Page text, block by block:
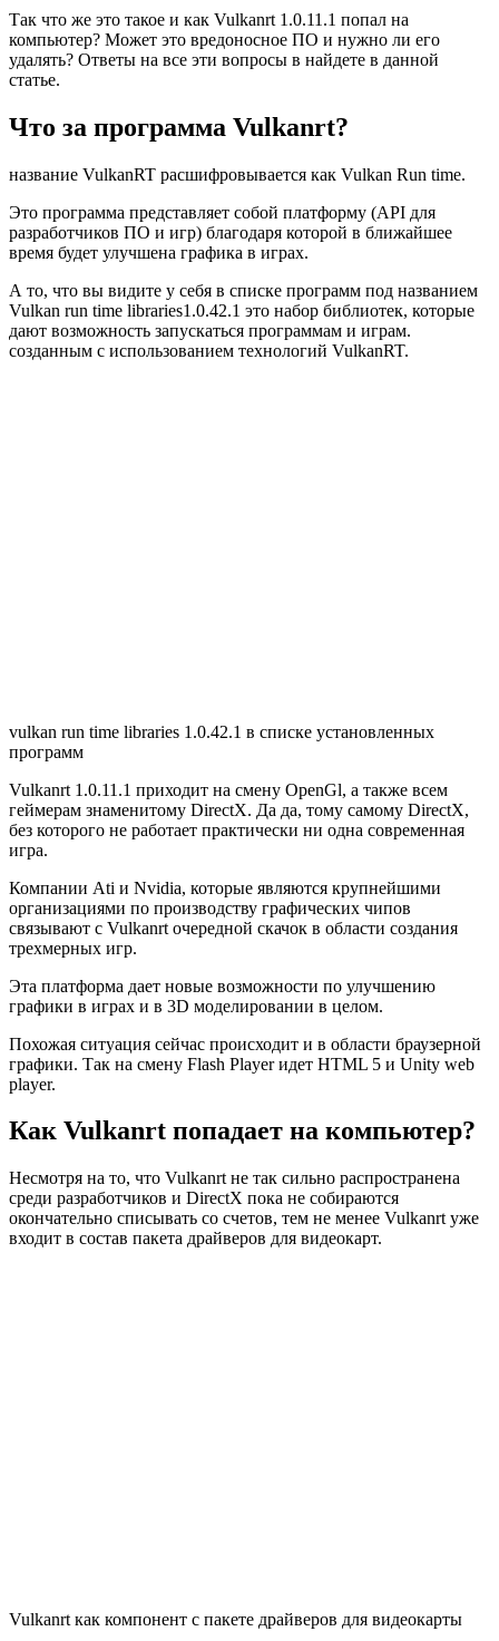
Так что же это такое и как Vulkanrt 1.0.11.1 попал на
компьютер? Может это вредоносное ПО и нужно ли его
удалять? Ответы на все эти вопросы в найдете в данной
статье.
Что за программа Vulkanrt?
название VulkanRT расшифровывается как Vulkan Run time.
Это программа представляет собой платформу (API для
разработчиков ПО и игр) благодаря которой в ближайшее
время будет улучшена графика в играх.
А то, что вы видите у себя в списке программ под названием
Vulkan run time libraries1.0.42.1 это набор библиотек, которые
дают возможность запускаться программам и играм.
созданным с использованием технологий VulkanRT.
vulkan run time libraries 1.0.42.1 в списке установленных
программ
Vulkanrt 1.0.11.1 приходит на смену OpenGl, а также всем
геймерам знаменитому DirectX. Да да, тому самому DirectX,
без которого не работает практически ни одна современная
игра.
Компании Ati и Nvidia, которые являются крупнейшими
организациями по производству графических чипов
связывают с Vulkanrt очередной скачок в области создания
трехмерных игр.
Эта платформа дает новые возможности по улучшению
графики в играх и в 3D моделировании в целом.
Похожая ситуация сейчас происходит и в области браузерной
графики. Так на смену Flash Player идет HTML 5 и Unity web
player.
Как Vulkanrt попадает на компьютер?
Несмотря на то, что Vulkanrt не так сильно распространена
среди разработчиков и DirectX пока не собираются
окончательно списывать со счетов, тем не менее Vulkanrt уже
входит в состав пакета драйверов для видеокарт.
Vulkanrt как компонент с пакете драйверов для видеокарты